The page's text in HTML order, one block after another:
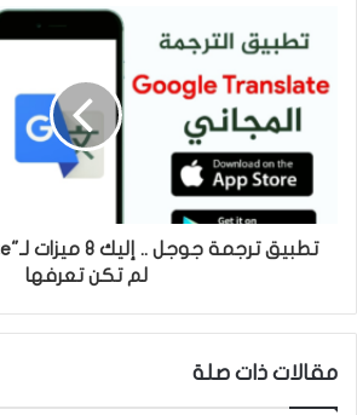
لم تكن تعرفها
مقالات ذات صلة